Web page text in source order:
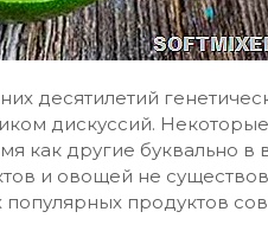
десятилетий
дискуссий.
как другие буквально в
и овощей не
продуктов